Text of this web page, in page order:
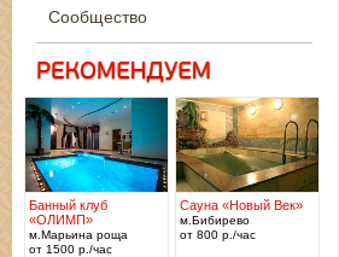
Сообщество
Банный клуб
«ОЛИМП»
м.Марьина роща
от 1500 р./час
Сауна «Новый Век»
м.Бибирево
от 800 р./час